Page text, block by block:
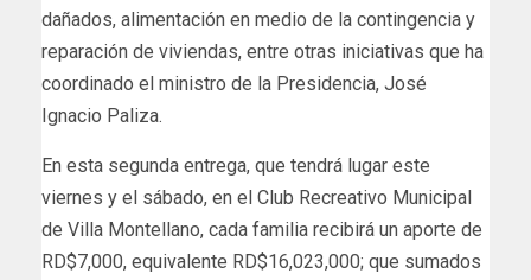
dañados, alimentación en medio de la contingencia y
reparación de viviendas, entre otras iniciativas que ha
coordinado el ministro de la Presidencia, José
Ignacio Paliza.
En esta segunda entrega, que tendrá lugar este
viernes y el sábado, en el Club Recreativo Municipal
de Villa Montellano, cada familia recibirá un aporte de
RD$7,000, equivalente RD$16,023,000; que sumados